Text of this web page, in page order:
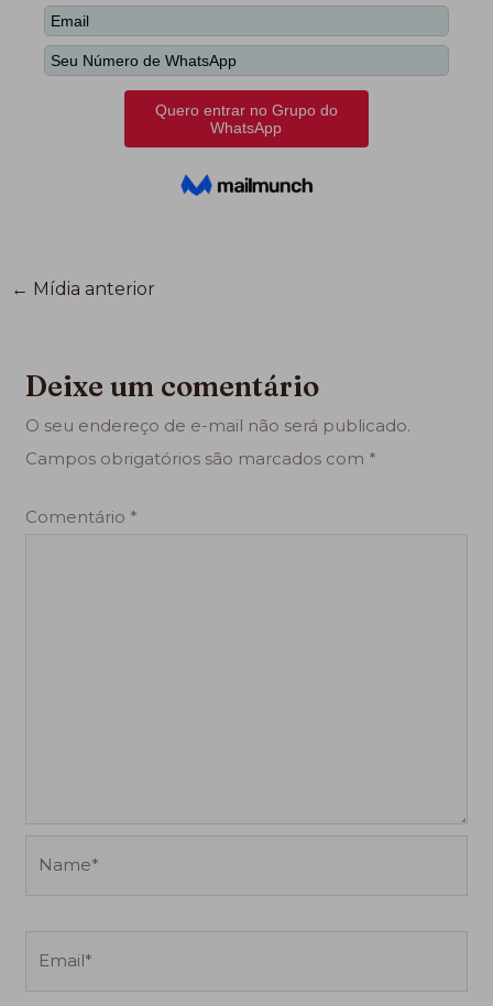
← Mídia anterior
Deixe um comentário
O seu endereço de e-mail não será publicado.
Campos obrigatórios são marcados com *
Comentário *